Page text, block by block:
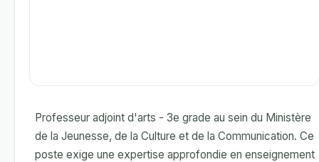
Professeur adjoint d'arts - 3e grade au sein du Ministère
de la Jeunesse, de la Culture et de la Communication. Ce
poste exige une expertise approfondie en enseignement